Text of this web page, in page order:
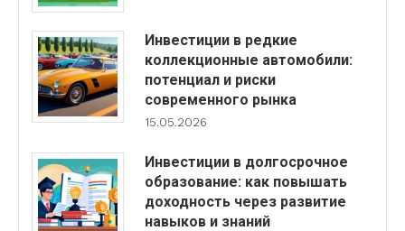
Инвестиции в редкие
коллекционные автомобили:
потенциал и риски
современного рынка
15.05.2026
Инвестиции в долгосрочное
образование: как повышать
доходность через развитие
навыков и знаний